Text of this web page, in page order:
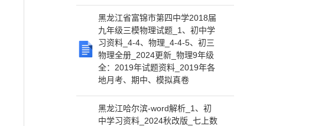
黑龙江省富锦市第四中学2018届
九年级三模物理试题_1、初中学
习资料_4-4、物理_4-4-5、初三
物理全册_2024更新_物理9年级
全：2019年试题资料_2019年各
地月考、期中、模拟真卷
黑龙江哈尔滨-word解析_1、初
中学习资料_2024秋改版_七上数